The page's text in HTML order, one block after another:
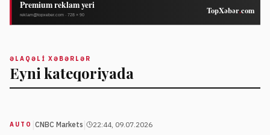
ƏLAQƏLI XƏBƏRLƏR
Eyni kateqoriyada
AUTO CNBC Markets 22:44, 09.07.2026